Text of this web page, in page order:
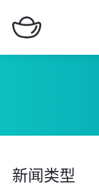
新闻中心
新闻类型